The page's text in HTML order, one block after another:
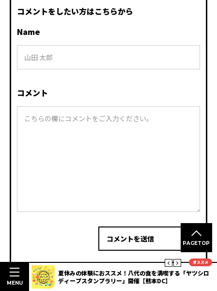
コメントをしたい方はこちらから
コメント
Name
コメントを送信 PAGETOP
オススメ
む熊本
夏休みの体験におススメ！八代の食を満喫する「ヤツシロ
ディープスタンプラリー」開催【熊本DC】
MENU